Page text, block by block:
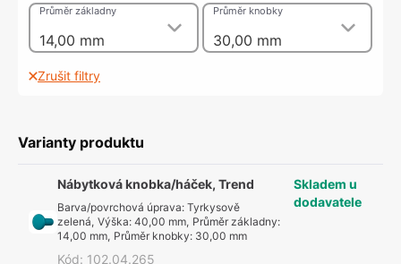
14,00 mm
Průměr základny
30,00 mm
Průměr knobky
Zrušit filtry
Varianty produktu
Nábytková knobka/háček, Trend
Barva/povrchová úprava:Tyrkysově
zelená, Výška:40,00 mm, Průměr základny:
14,00 mm, Průměr knobky: 30,00 mm
Kód: 102.04.265
Skladem u
dodavatele